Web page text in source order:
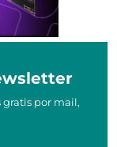
gratis por mail,